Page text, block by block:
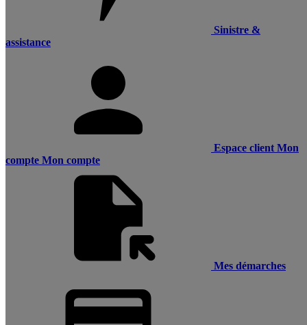
Sinistre &
assistance
Espace client Mon
compte Mon compte
Mes démarches